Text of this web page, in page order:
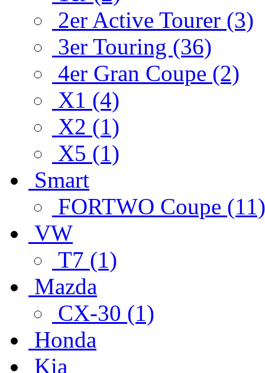
2er Active Tourer (3)
3er Touring (36)
4er Gran Coupe (2)
X1 (4)
X2 (1)
X5 (1)
Smart
FORTWO Coupe (11)
VW
T7 (1)
Mazda
CX-30 (1)
Honda
Kia